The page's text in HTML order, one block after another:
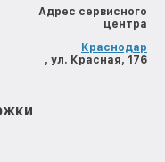
Адрес сервисного
центра
Краснодар
, ул. Красная, 176